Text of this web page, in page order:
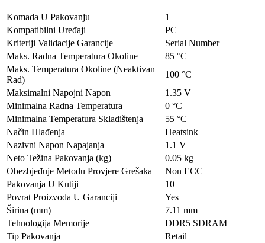
Komada U Pakovanju
1
Kompatibilni Uređaji
PC
Kriteriji Validacije Garancije
Serial Number
Maks. Radna Temperatura Okoline
85 °C
Maks. Temperatura Okoline (Neaktivan
Rad)
100 °C
Maksimalni Napojni Napon
1.35 V
Minimalna Radna Temperatura
0 °C
Minimalna Temperatura Skladištenja
55 °C
Način Hlađenja
Heatsink
Nazivni Napon Napajanja
1.1 V
Neto Težina Pakovanja (kg)
0.05 kg
Obezbjeđuje Metodu Provjere Grešaka
Non ECC
Pakovanja U Kutiji
10
Povrat Proizvoda U Garanciji
Yes
Širina (mm)
7.11 mm
Tehnologija Memorije
DDR5 SDRAM
Tip Pakovanja
Retail